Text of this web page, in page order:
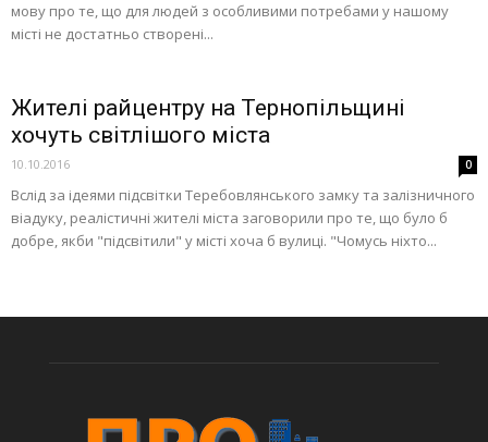
мову про те, що для людей з особливими потребами у нашому
місті не достатньо створені...
Жителі райцентру на Тернопільщині
хочуть світлішого міста
10.10.2016 0
Вслід за ідеями підсвітки Теребовлянського замку та залізничного
віадуку, реалістичні жителі міста заговорили про те, що було б
добре, якби "підсвітили" у місті хоча б вулиці. "Чомусь ніхто...